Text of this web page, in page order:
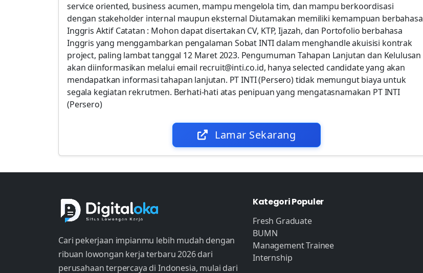
service oriented, business acumen, mampu mengelola tim, dan mampu berkoordisasi
dengan stakeholder internal maupun eksternal Diutamakan memiliki kemampuan berbahasa
Inggris Aktif Catatan : Mohon dapat disertakan CV, KTP, Ijazah, dan Portofolio berbahasa
Inggris yang menggambarkan pengalaman Sobat INTI dalam menghandle akuisisi kontrak
project, paling lambat tanggal 12 Maret 2023. Pengumuman Tahapan Lanjutan dan Kelulusan
akan diinformasikan melalui email recruit@inti.co.id, hanya selected candidate yang akan
mendapatkan informasi tahapan lanjutan. PT INTI (Persero) tidak memungut biaya untuk
segala kegiatan rekrutmen. Berhati-hati atas penipuan yang mengatasnamakan PT INTI
(Persero)
Lamar Sekarang
Cari pekerjaan impianmu lebih mudah dengan
ribuan lowongan kerja terbaru 2026 dari
perusahaan terpercaya di Indonesia, mulai dari
Kategori Populer
Fresh Graduate
BUMN
Management Trainee
Internship